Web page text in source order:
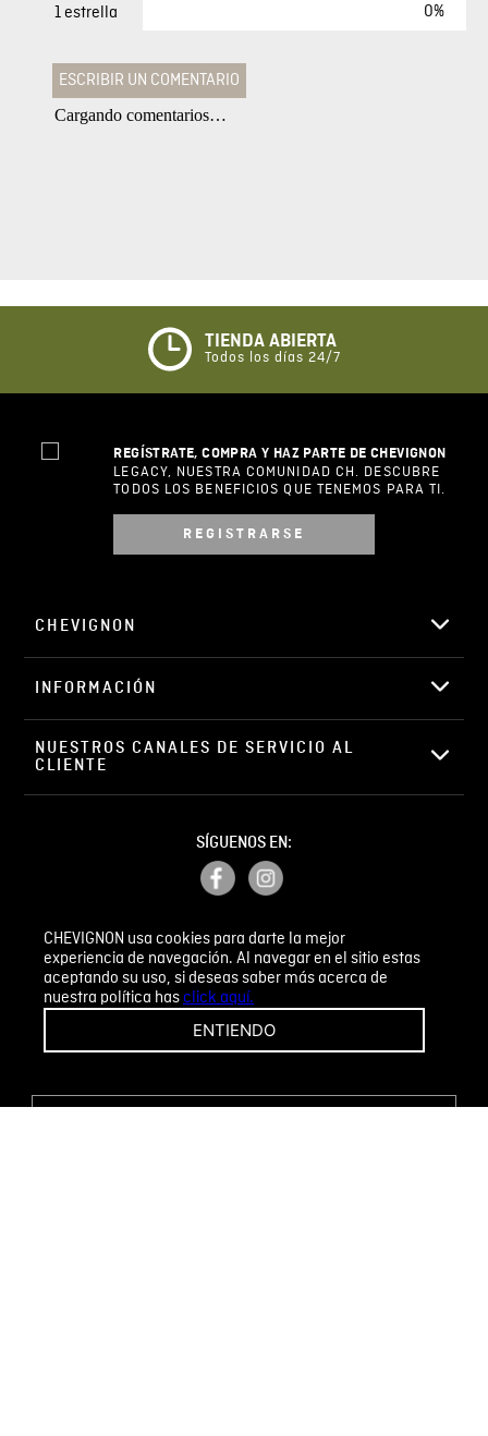
CHEVIGNON usa cookies para darte la mejor
experiencia de navegación. Al navegar en el sitio estas
aceptando su uso, si deseas saber más acerca de
nuestra política hasclick aquí.
ENTIENDO
1 estrella 0%
ESCRIBIR UN COMENTARIO
Califique el producto de 1 a 5 estrellas
★☆ ☆
Su nombre
Correo electrónico
ENVIAR COMENTARIO
Cargando comentarios…
TIENDA ABIERTA
Todos los días 24/7
REGÍSTRATE, COMPRA Y HAZ PARTE DE CHEVIGNON
LEGACY, NUESTRA COMUNIDAD CH. DESCUBRE
TODOS LOS BENEFICIOS QUE TENEMOS PARA TI.
REGISTRARSE
CHEVIGNON
INFORMACIÓN
NUESTROS CANALES DE SERVICIO AL
CLIENTE
SÍGUENOS EN:
PETICIONES, QUEJAS Y RECLAMOS
¡CAMBIOS Y DEVOLUCIONES FÁCILES!